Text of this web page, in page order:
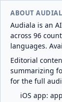
ABOUT
Audiala is an
across 96
languages.
Editorial
summarizing
for the full
iOS app: